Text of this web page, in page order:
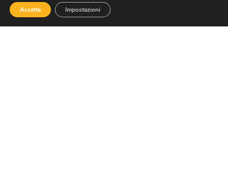
stampa@confesercenti.it
Accetta Impostazioni